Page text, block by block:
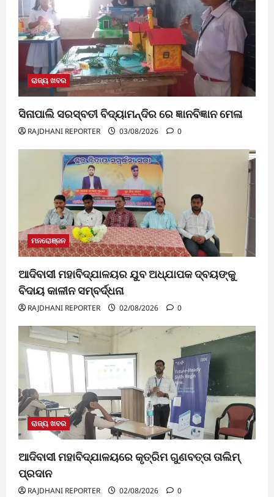
ରାଜ୍ୟ ଖବର
ସିନାପାଲି ସରସ୍ବତୀ ବିଦ୍ୟାମନ୍ଦିର ରେ ଜ୍ଞାନବିଜ୍ଞାନ ମେଳା
RAJDHANI REPORTER 03/08/2026 0
ମନରୋଞ୍ଜନ
ଆଦିବାସୀ ମହାବିଦ୍ଯାଳୟର ଯୁବ ଅଧ୍ଯାପକ ଦ୍ବୟଙ୍କୁ
ବିଦାୟ କାଳୀନ ସମ୍ବର୍ଦ୍ଧନା
RAJDHANI REPORTER 02/08/2026 0
ରାଜ୍ୟ ଖବର
ଆଦିବାସୀ ମହାବିଦ୍ଯାଳୟରେ କୃତ୍ରିମ ଗୁଣବତ୍ତା ତାଲିମ୍
ପ୍ରଦାନ
RAJDHANI REPORTER 02/08/2026 0